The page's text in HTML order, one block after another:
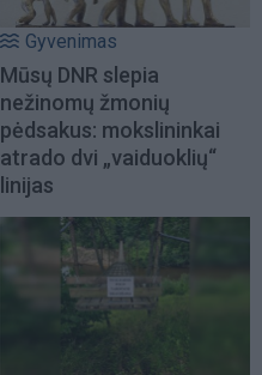
Gyvenimas
Mūsų DNR slepia
nežinomų žmonių
pėdsakus: mokslininkai
atrado dvi „vaiduoklių“
linijas